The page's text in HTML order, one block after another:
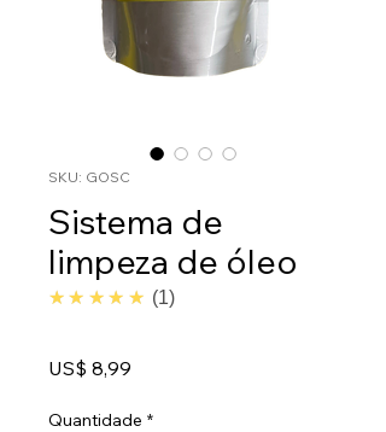
SKU: GOSC
Sistema de
limpeza de óleo
★★★★★ 5.0
1
US$ 8,99
Quantidade *